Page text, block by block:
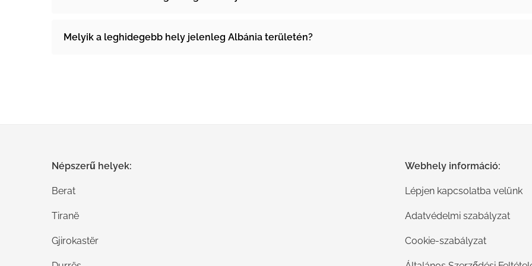
Melyik a leghidegebb hely jelenleg Albánia területén?
Népszerű helyek:
Berat
Tiranë
Gjirokastër
Webhely információ:
Lépjen kapcsolatba velünk
Adatvédelmi szabályzat
Cookie-szabályzat